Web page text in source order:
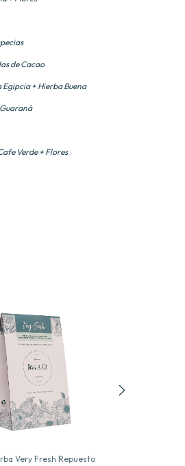
de Cacao
Egipcia + Hierba Buena
Verde + Flores
Very Fresh Repuesto